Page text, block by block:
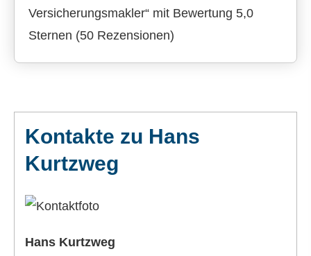
Kontakte zu Hans
Kurtzweg
Hans Kurtzweg